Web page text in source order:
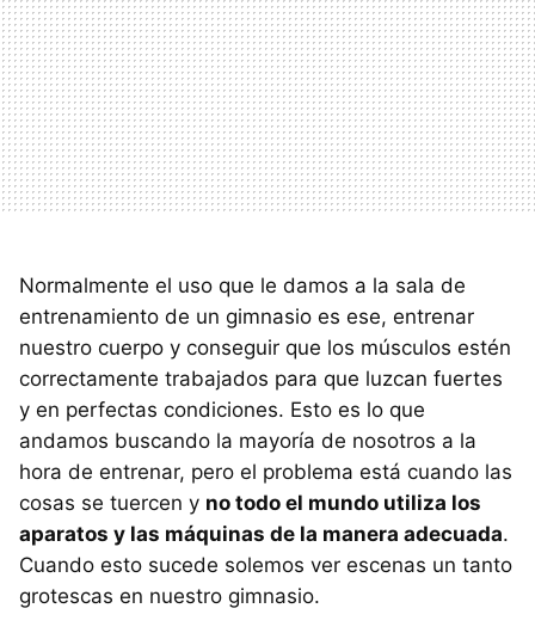
Normalmente el uso que le damos a la sala de
entrenamiento de un gimnasio es ese, entrenar
nuestro cuerpo y conseguir que los músculos estén
correctamente trabajados para que luzcan fuertes
y en perfectas condiciones. Esto es lo que
andamos buscando la mayoría de nosotros a la
hora de entrenar, pero el problema está cuando las
cosas se tuercen y no todo el mundo utiliza los
aparatos y las máquinas de la manera adecuada.
Cuando esto sucede solemos ver escenas un tanto
grotescas en nuestro gimnasio.